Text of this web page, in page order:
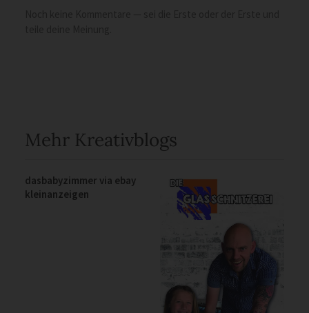
Mehr Kreativblogs
dasbabyzimmer via ebay
kleinanzeigen